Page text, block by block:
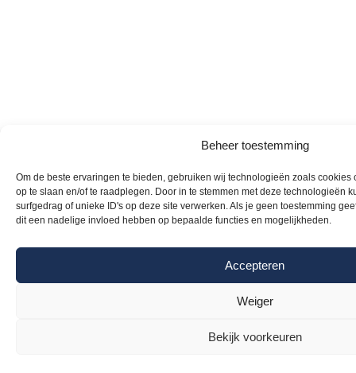
Beheer toestemming
Om de beste ervaringen te bieden, gebruiken wij technologieën zoals cookies
op te slaan en/of te raadplegen. Door in te stemmen met deze technologieën
surfgedrag of unieke ID's op deze site verwerken. Als je geen toestemming
dit een nadelige invloed hebben op bepaalde functies en mogelijkheden.
Accepteren
Weiger
Bekijk voorkeuren